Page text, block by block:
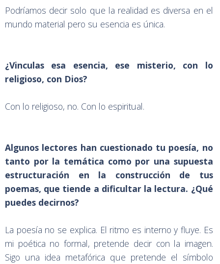
Podríamos decir solo que la realidad es diversa en el
mundo material pero su esencia es única.
¿Vinculas esa esencia, ese misterio, con lo
religioso, con Dios?
Con lo religioso, no. Con lo espiritual.
Algunos lectores han cuestionado tu poesía, no
tanto por la temática como por una supuesta
estructuración en la construcción de tus
poemas, que tiende a dificultar la lectura. ¿Qué
puedes decirnos?
La poesía no se explica. El ritmo es interno y fluye. Es
mi poética no formal, pretende decir con la imagen.
Sigo una idea metafórica que pretende el símbolo